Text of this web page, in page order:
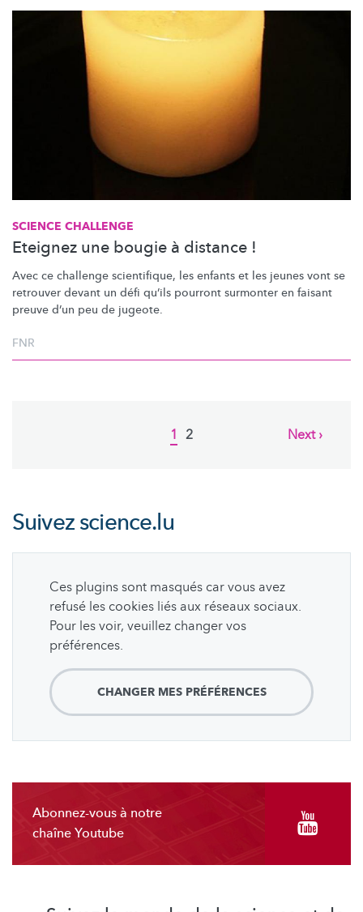
SCIENCE CHALLENGE
Eteignez une bougie à distance !
Avec ce challenge scientifique, les enfants et les jeunes vont se
retrouver devant un défi qu’ils pourront surmonter en faisant
preuve d’un peu de jugeote.
FNR
Current
1 Page
2
Next
Next ›
Suivezscience.lu
Ces plugins sont masqués car vous avez
refusé les cookies liés aux réseaux sociaux.
Pour les voir, veuillez changer vos
préférences.
CHANGER MES PRÉFÉRENCES
Abonnez-vous à notre
chaîne Youtube